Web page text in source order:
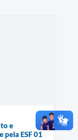
e
pela ESF 01